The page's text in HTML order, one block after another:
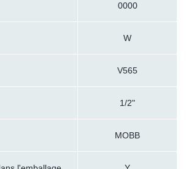
0000
W
V565
1/2"
MOBB